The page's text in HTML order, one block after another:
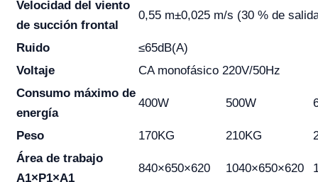
Velocidad del viento
de succión frontal
0,55 m±0,025 m/s (30 % de
Ruido
≤65dB(A)
Voltaje
CA monofásico 220V/50Hz
Consumo máximo de
energía
400W 500W
Peso 170KG 210KG
Área de trabajo
A1×P1×A1
840×650×620 1040×650×620